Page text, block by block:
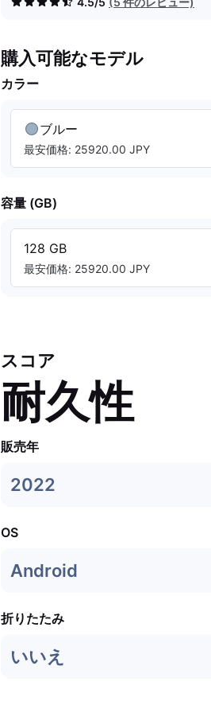
購入可能なモデル
カラー
ブルー
最安価格: 25920.00 JPY
容量 (GB)
128 GB
最安価格: 25920.00 JPY
スコア
耐久性
販売年
2022
OS
Android
折りたたみ
いいえ